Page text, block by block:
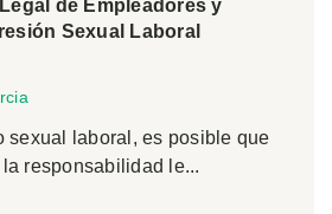
de Empleadores y
Sexual Laboral
sexual laboral, es posible que
responsabilidad le...